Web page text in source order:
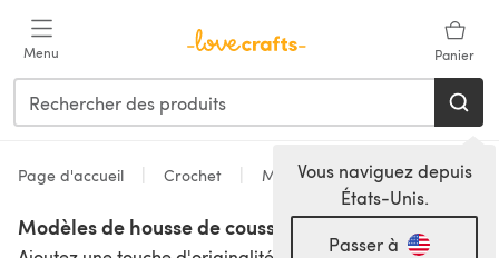
Menu Panier
Vous naviguez depuis
États-Unis.
Passer à
Page d'accueil Crochet Modèles
Modèles de housse de coussin au crochet